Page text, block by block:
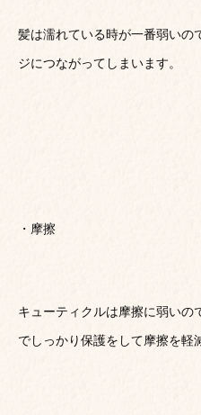
髪は濡れている時が一番弱いの
ジにつながってしまいます。
・摩擦
キューティクルは摩擦に弱いの
でしっかり保護をして摩擦を軽